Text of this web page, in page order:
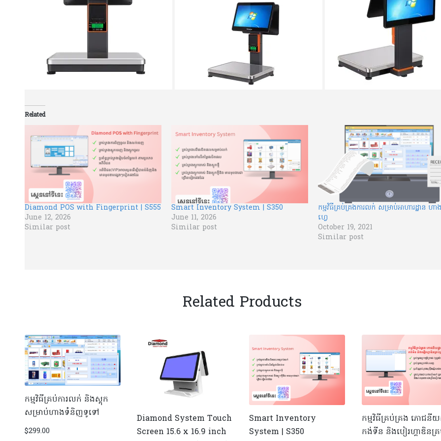
Related
Diamond POS with Fingerprint​ | S555
June 12, 2026
Similar post
Smart Inventory System | S350
June 11, 2026
Similar post
កម្មវិធីគ្រប់គ្រងការលក់ សម្រាប់អាហារដ្ឋាន ហា
ហ្វេ
October 19, 2021
Similar post
Related Products
កម្មវិធីគ្រប់ការលក់ និងស្តុក
សម្រាប់ហាងទំនិញទូទៅ
$299.00
Diamond System Touch
Screen 15.6 x 16.9 inch
Smart Inventory
System | S350
កម្មវិធីគ្រប់គ្រង ភោជនីយ
កង់ទីន និងបៀរហ្គាឌិនគ្